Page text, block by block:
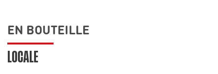
EN BOUTEILLE
LOCALE